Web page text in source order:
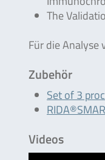
The
Für die
Zubehör
Set of 3
Videos